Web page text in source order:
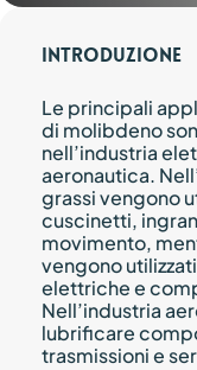
Introduzione
Le principali
di molibdeno
nell’industria
aeronautica.
grassi vengono
cuscinetti,
movimento,
vengono
elettriche e
Nell’industria
lubrificare
trasmissioni e